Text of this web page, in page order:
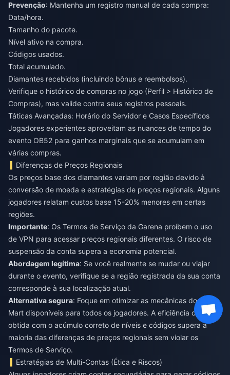
Prevenção: Mantenha um registro manual de cada compra:
Data/hora.
Tamanho do pacote.
Nível ativo na compra.
Códigos usados.
Total acumulado.
Diamantes recebidos (incluindo bônus e reembolsos).
Verifique o histórico de compras no jogo (Perfil > Histórico de
Compras), mas valide contra seus registros pessoais.
Táticas Avançadas: Horário do Servidor e Casos Específicos
Jogadores experientes aproveitam as nuances de tempo do
evento OB52 para ganhos marginais que se acumulam em
várias compras.
Diferenças de Preços Regionais
Os preços base dos diamantes variam por região devido à
conversão de moeda e estratégias de preços regionais. Alguns
jogadores relatam custos base 15-20% menores em certas
regiões.
Importante: Os Termos de Serviço da Garena proíbem o uso
de VPN para acessar preços regionais diferentes. O risco de
suspensão da conta supera a economia potencial.
Abordagem legítima: Se você realmente se mudar ou viajar
durante o evento, verifique se a região registrada da sua conta
corresponde à sua localização atual.
Alternativa segura: Foque em otimizar as mecânicas do Relay
Mart disponíveis para todos os jogadores. A eficiência de 1,89x
obtida com o acúmulo correto de níveis e códigos supera a
maioria das diferenças de preços regionais sem violar os
Termos de Serviço.
Estratégias de Multi-Contas (Ética e Riscos)